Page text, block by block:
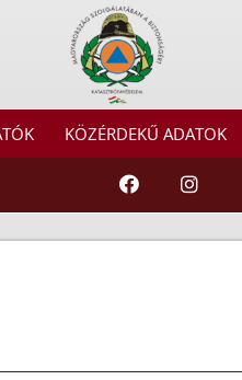
KÖZÉRDEKŰ ADATOK